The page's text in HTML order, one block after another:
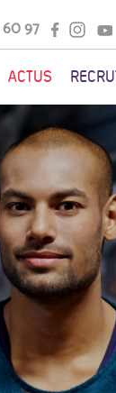
97
ACTUS